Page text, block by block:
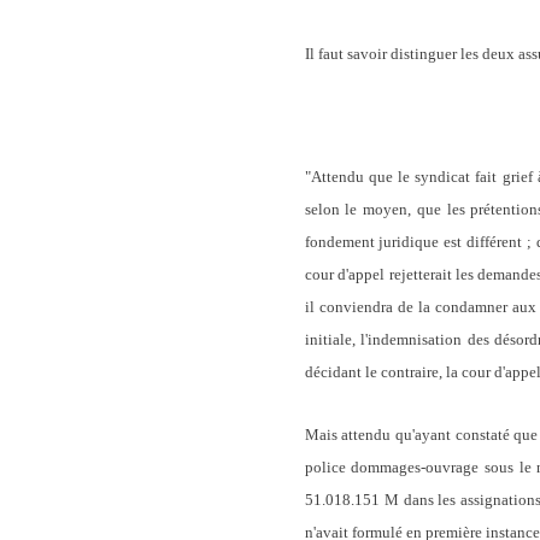
Il faut savoir distinguer les deux
"Attendu que le syndicat fait grief
selon le moyen, que les
fondement juridique est différent ;
cour d'appel rejetterait les
il conviendra de la condamner aux
initiale, l'indemnisation des
décidant le contraire, la cour
Mais attendu qu'ayant constaté
police dommages-ouvrage sous
51.018.151 M dans les
n'avait formulé en première